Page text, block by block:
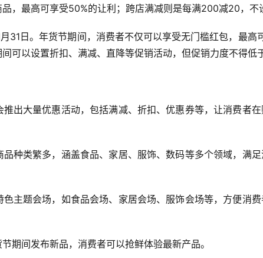
，最高可享受50%的让利；跨店满减则是每满200减20，不
31日。年货节期间，消费者不仅可以享受无门槛红包，最高
可以设置折扣、满减、直降等促销活动，但促销力度不得低
出大量优惠活动，包括满减、折扣、优惠券等，让消费者
种类繁多，涵盖食品、家居、服饰、数码等多个领域，满
主题会场，如食品会场、家居会场、服饰会场等，方便消
期间发布新品，消费者可以抢鲜体验最新产品。